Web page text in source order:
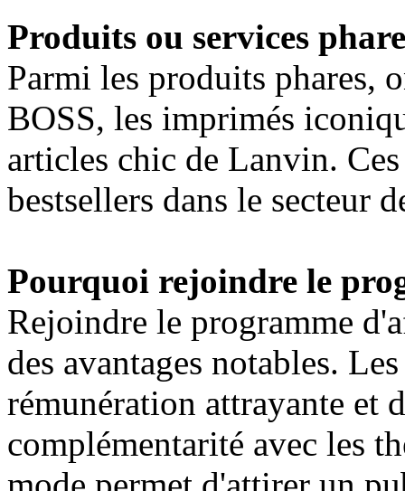
Produits ou services
Parmi les produits phares,
BOSS, les imprimés
articles chic de Lanvin.
bestsellers dans le secteur
Pourquoi rejoindre le
Rejoindre le programme
des avantages notables.
rémunération attrayante et
complémentarité avec les